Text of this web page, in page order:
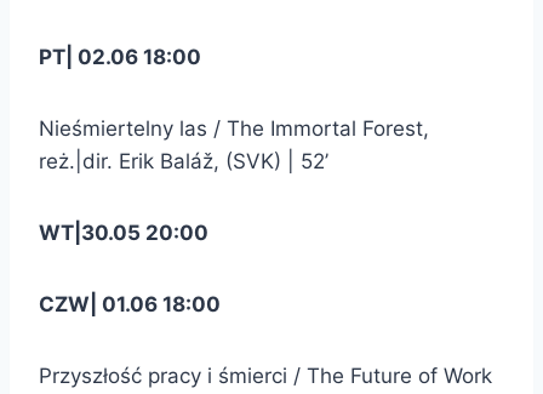
PT| 02.06 18:00
Nieśmiertelny las / The Immortal Forest,
reż.|dir. Erik Baláž, (SVK) | 52’
WT|30.05 20:00
CZW| 01.06 18:00
Przyszłość pracy i śmierci / The Future of Work